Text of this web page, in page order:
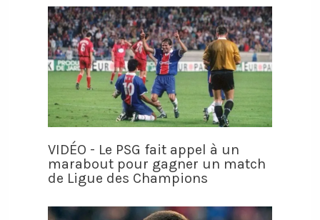
VIDÉO - Le PSG fait appel à un
marabout pour gagner un match
de Ligue des Champions